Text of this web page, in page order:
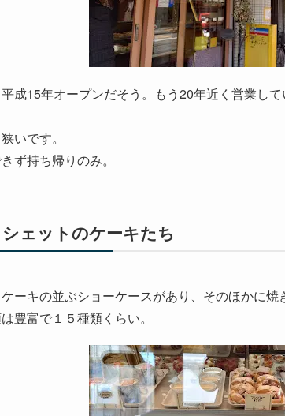
成15年オープンだそう。もう20年近く営業して
いです。
ず持ち帰りのみ。
ェットのケーキたち
ーキの並ぶショーケースがあり、そのほかに焼
豊富で１５種類くらい。